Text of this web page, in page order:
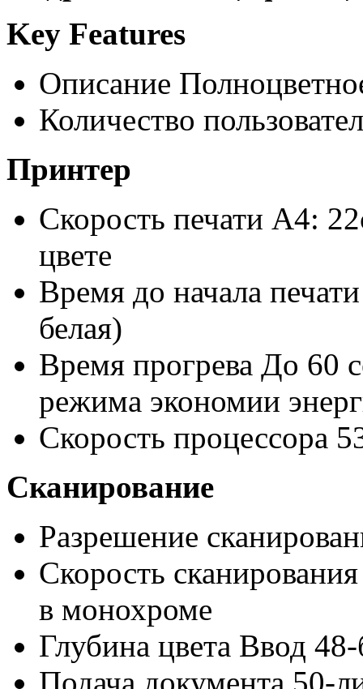
Key Features
Описание
Количество
Принтер
Скорость печати A4:
цвете
Время до начала
белая)
Время прогрева До 60
режима экономии
Скорость процессора
Сканирование
Разрешение
Скорость
в монохроме
Глубина цвета Ввод